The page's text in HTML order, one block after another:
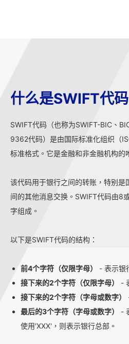
什么是SWIFT代码
SWIFT代码（也称为SWIFT-BIC、
9362代码）是由国际标准化组织（
标准格式。它是金融和非金融机构的
该代码用于银行之间的转账，特别是
间的其他消息交换。SWIFT代码由8
字组成。
以下是SWIFT代码的结构：
前4个字符（仅限字母）
- 表示银
接下来的2个字符（仅限字母）
-
接下来的2个字符（字母或数字）
最后的3个字符（字母或数字）
-
使用'XXX'，则表示银行总部。